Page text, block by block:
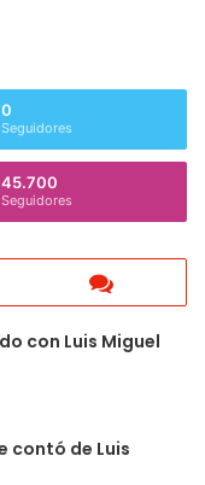
0
Seguidores
45.700
Seguidores
con Luis Miguel
contó de Luis